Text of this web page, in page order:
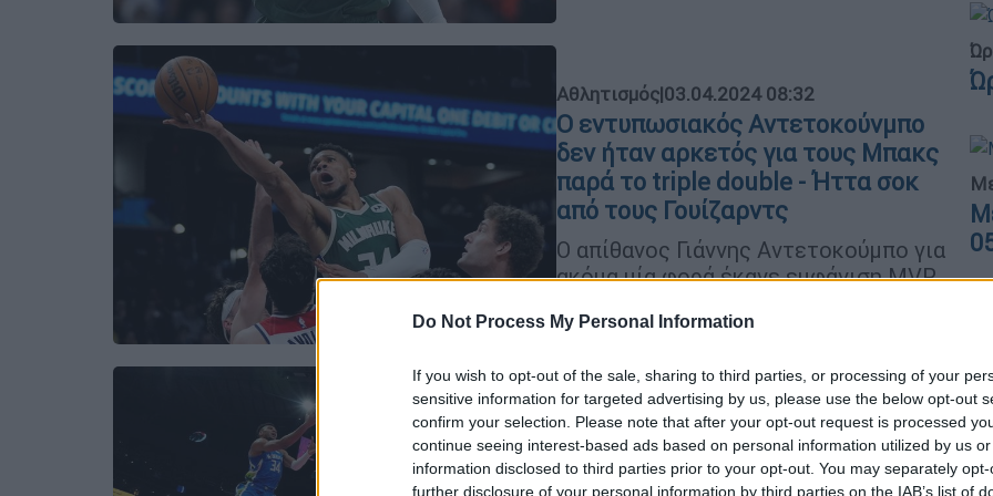
Do Not Process My Personal Information
If you wish to opt-out of the sale, sharing to third parties, or processing of your
sensitive information for targeted advertising by us, please use the below opt-out
confirm your selection. Please note that after your opt-out request is processed
continue seeing interest-based ads based on personal information utilized by us
information disclosed to third parties prior to your opt-out. You may separately
further disclosure of your personal information by third parties on the IAB’s list of
Αθλητισμός|03.04.2024 08:32
Ο εντυπωσιακός Αντετοκούνμπο
δεν ήταν αρκετός για τους Μπακς
παρά το triple double - Ήττα σοκ
από τους Γουίζαρντς
Ο απίθανος Γιάννης Αντετοκούμπο για
ακόμα μία φορά έκανε εμφάνιση MVP
Αθλητισμός|05.04.2023 09:45
Νέο triple double ο Γιάννης
Αντετοκούνμπο και αγκαλιά με το
πλεονέκτημα έδρας οι Μιλγουόκι